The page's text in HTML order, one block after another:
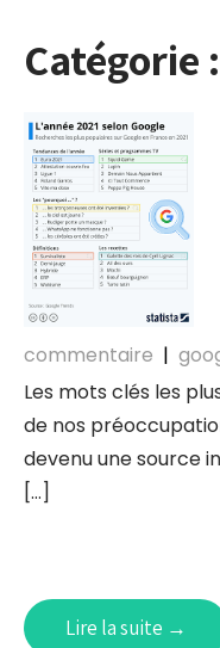
Catégorie :
commentaire |
Les mots clés les
de nos
devenu une source
[…]
Lire la suite →